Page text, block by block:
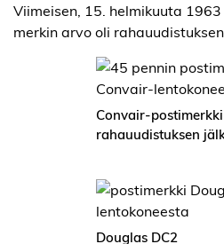
Viimeisen, 15. helmikuuta
merkin arvo oli
Convair-postimerkki
rahauudistuksen
Douglas DC2